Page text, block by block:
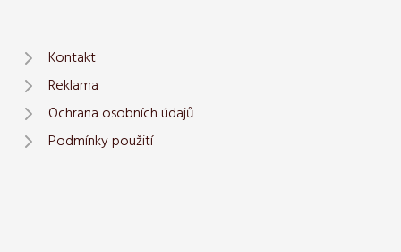
Kontakt
Reklama
Ochrana osobních údajů
Podmínky použití